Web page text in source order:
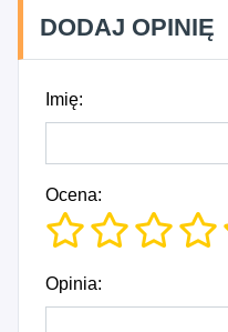
DODAJ OPINIĘ
Imię:
Ocena:
Opinia: